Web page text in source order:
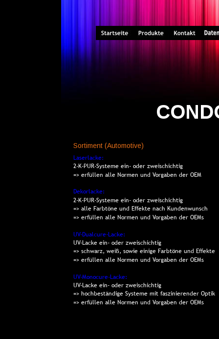
Sortiment (Automotive)
Laserlacke:
2-K-PUR-Systeme ein- oder zweischichtig
=> erfüllen alle Normen und Vorgaben der OEM
Dekorlacke:
2-K-PUR-Systeme ein- oder zweischichtig
=> alle Farbtöne und Effekte nach Kundenwunsch
=> erfüllen alle Normen und Vorgaben der OEMs
UV-Dualcure-Lacke:
UV-Lacke ein- oder zweischichtig
=> schwarz, weiß, sowie einige Farbtöne und Effekte
=> erfüllen alle Normen und Vorgaben der OEMs
UV-Monocure-Lacke:
UV-Lacke ein- oder zweischichtig
=> hochbeständige Systeme mit faszinierender Optik
=> erfüllen alle Normen und Vorgaben der OEMs